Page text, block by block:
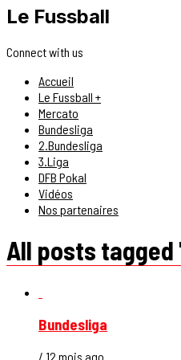
Le Fussball
Connect with us
Accueil
Le Fussball +
Mercato
Bundesliga
2.Bundesliga
3.Liga
DFB Pokal
Vidéos
Nos partenaires
All posts
Bundesliga
/ 12 mois ago